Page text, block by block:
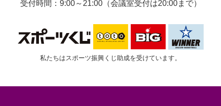
受付時間：9:00～21:00（会議室受付は20:00まで）
私たちはスポーツ振興くじ助成を受けています。